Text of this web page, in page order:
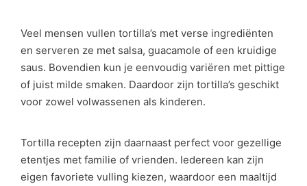
Veel mensen vullen tortilla’s met verse ingrediënten
en serveren ze met salsa, guacamole of een kruidige
saus. Bovendien kun je eenvoudig variëren met pittige
of juist milde smaken. Daardoor zijn tortilla’s geschikt
voor zowel volwassenen als kinderen.
Tortilla recepten zijn daarnaast perfect voor gezellige
etentjes met familie of vrienden. Iedereen kan zijn
eigen favoriete vulling kiezen, waardoor een maaltijd